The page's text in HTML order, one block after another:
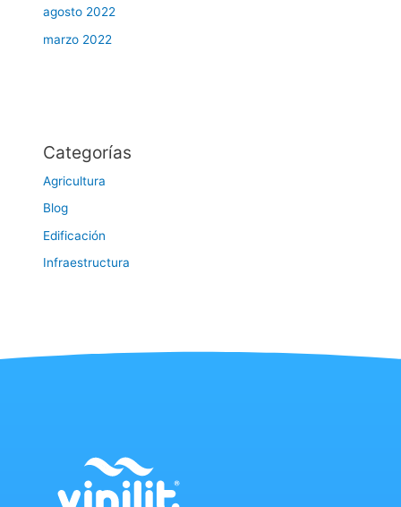
agosto 2022
marzo 2022
Categorías
Agricultura
Blog
Edificación
Infraestructura